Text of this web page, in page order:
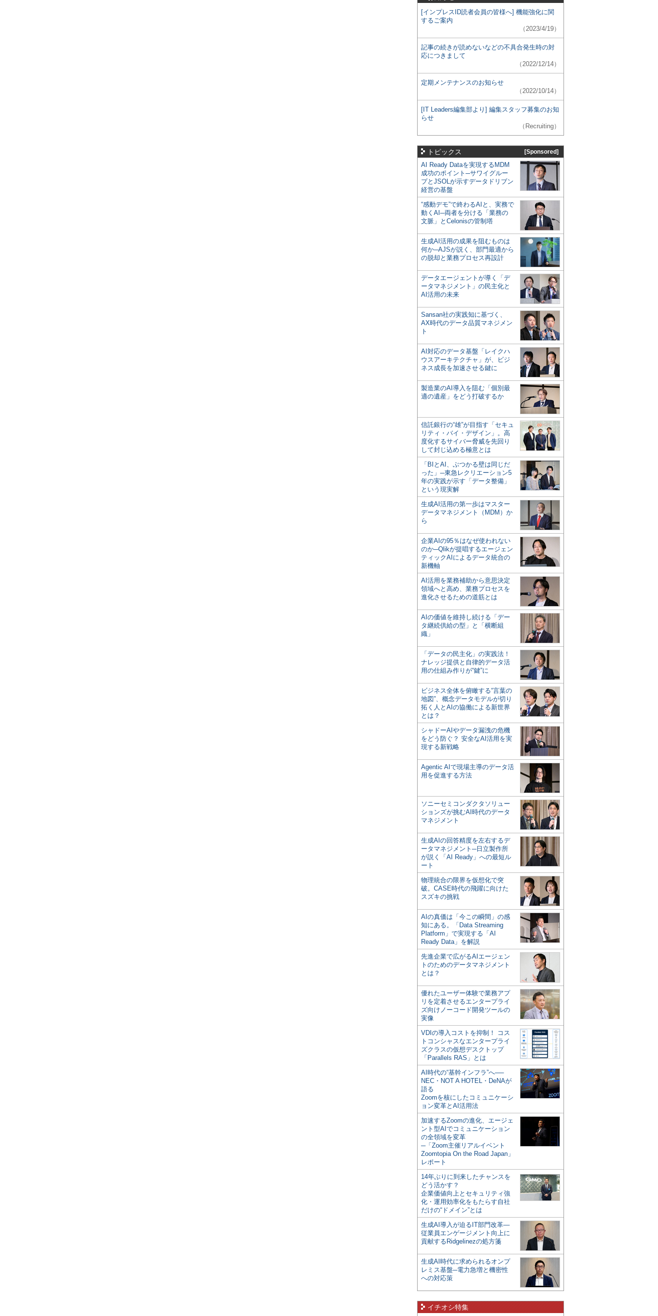
[インプレスID読者会員の皆様へ] 機能強化に関
するご案内
（2023/4/19）
記事の続きが読めないなどの不具合発生時の対
応につきまして
（2022/12/14）
定期メンテナンスのお知らせ
（2022/10/14）
[IT Leaders編集部より] 編集スタッフ募集のお知
らせ
（Recruiting）
トピックス [Sponsored]
AI Ready Dataを実現するMDM
成功のポイント─サワイグルー
プとJSOLが示すデータドリブン
経営の基盤
“感動デモ”で終わるAIと、実務で
動くAI─両者を分ける「業務の
文脈」とCelonisの管制塔
生成AI活用の成果を阻むものは
何か─AJSが説く、部門最適から
の脱却と業務プロセス再設計
データエージェントが導く「デ
ータマネジメント」の民主化と
AI活用の未来
Sansan社の実践知に基づく、
AX時代のデータ品質マネジメン
ト
AI対応のデータ基盤「レイクハ
ウスアーキテクチャ」が、ビジ
ネス成長を加速させる鍵に
製造業のAI導入を阻む「個別最
適の遺産」をどう打破するか
信託銀行の“雄”が目指す「セキュ
リティ・バイ・デザイン」。高
度化するサイバー脅威を先回り
して封じ込める極意とは
「BIとAI、ぶつかる壁は同じだ
った」─東急レクリエーション5
年の実践が示す「データ整備」
という現実解
生成AI活用の第一歩はマスター
データマネジメント（MDM）か
ら
企業AIの95％はなぜ使われない
のか─Qlikが提唱するエージェン
ティックAIによるデータ統合の
新機軸
AI活用を業務補助から意思決定
領域へと高め、業務プロセスを
進化させるための道筋とは
AIの価値を維持し続ける「デー
タ継続供給の型」と「横断組
織」
「データの民主化」の実践法！
ナレッジ提供と自律的データ活
用の仕組み作りが“鍵”に
ビジネス全体を俯瞰する“言葉の
地図”、概念データモデルが切り
拓く人とAIの協働による新世界
とは？
シャドーAIやデータ漏洩の危機
をどう防ぐ？ 安全なAI活用を実
現する新戦略
Agentic AIで現場主導のデータ活
用を促進する方法
ソニーセミコンダクタソリュー
ションズが挑むAI時代のデータ
マネジメント
生成AIの回答精度を左右するデ
ータマネジメント─日立製作所
が説く「AI Ready」への最短ル
ート
物理統合の限界を仮想化で突
破。CASE時代の飛躍に向けた
スズキの挑戦
AIの真価は「今この瞬間」の感
知にある。「Data Streaming
Platform」で実現する「AI
Ready Data」を解説
先進企業で広がるAIエージェン
トのためのデータマネジメント
とは？
優れたユーザー体験で業務アプ
リを定着させるエンタープライ
ズ向けノーコード開発ツールの
実像
VDIの導入コストを抑制！ コス
トコンシャスなエンタープライ
ズクラスの仮想デスクトップ
「Parallels RAS」とは
AI時代の“基幹インフラ”へ──
NEC・NOT A HOTEL・DeNAが
語る
Zoomを核にしたコミュニケーシ
ョン変革とAI活用法
加速するZoomの進化、エージェ
ント型AIでコミュニケーション
の全領域を変革
─「Zoom主催リアルイベント
Zoomtopia On the Road Japan」
レポート
14年ぶりに到来したチャンスを
どう活かす？
企業価値向上とセキュリティ強
化・運用効率化をもたらす自社
だけの“ドメイン”とは
生成AI導入が迫るIT部門改革―
従業員エンゲージメント向上に
貢献するRidgelinezの処方箋
生成AI時代に求められるオンプ
レミス基盤─電力急増と機密性
への対応策
イチオシ特集